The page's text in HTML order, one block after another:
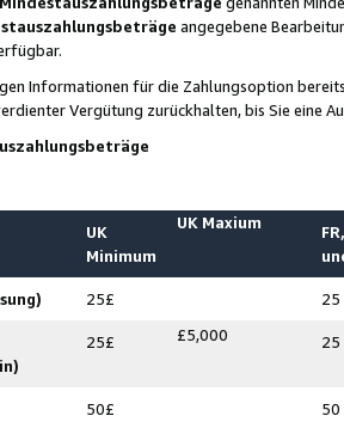
angegebene
Informationen für die Zahlungsoption
Vergütung zurückhalten, bis Sie
UK
Minimum
UK Maxium
25£ 25
25£ £5,000 25
50£ 50